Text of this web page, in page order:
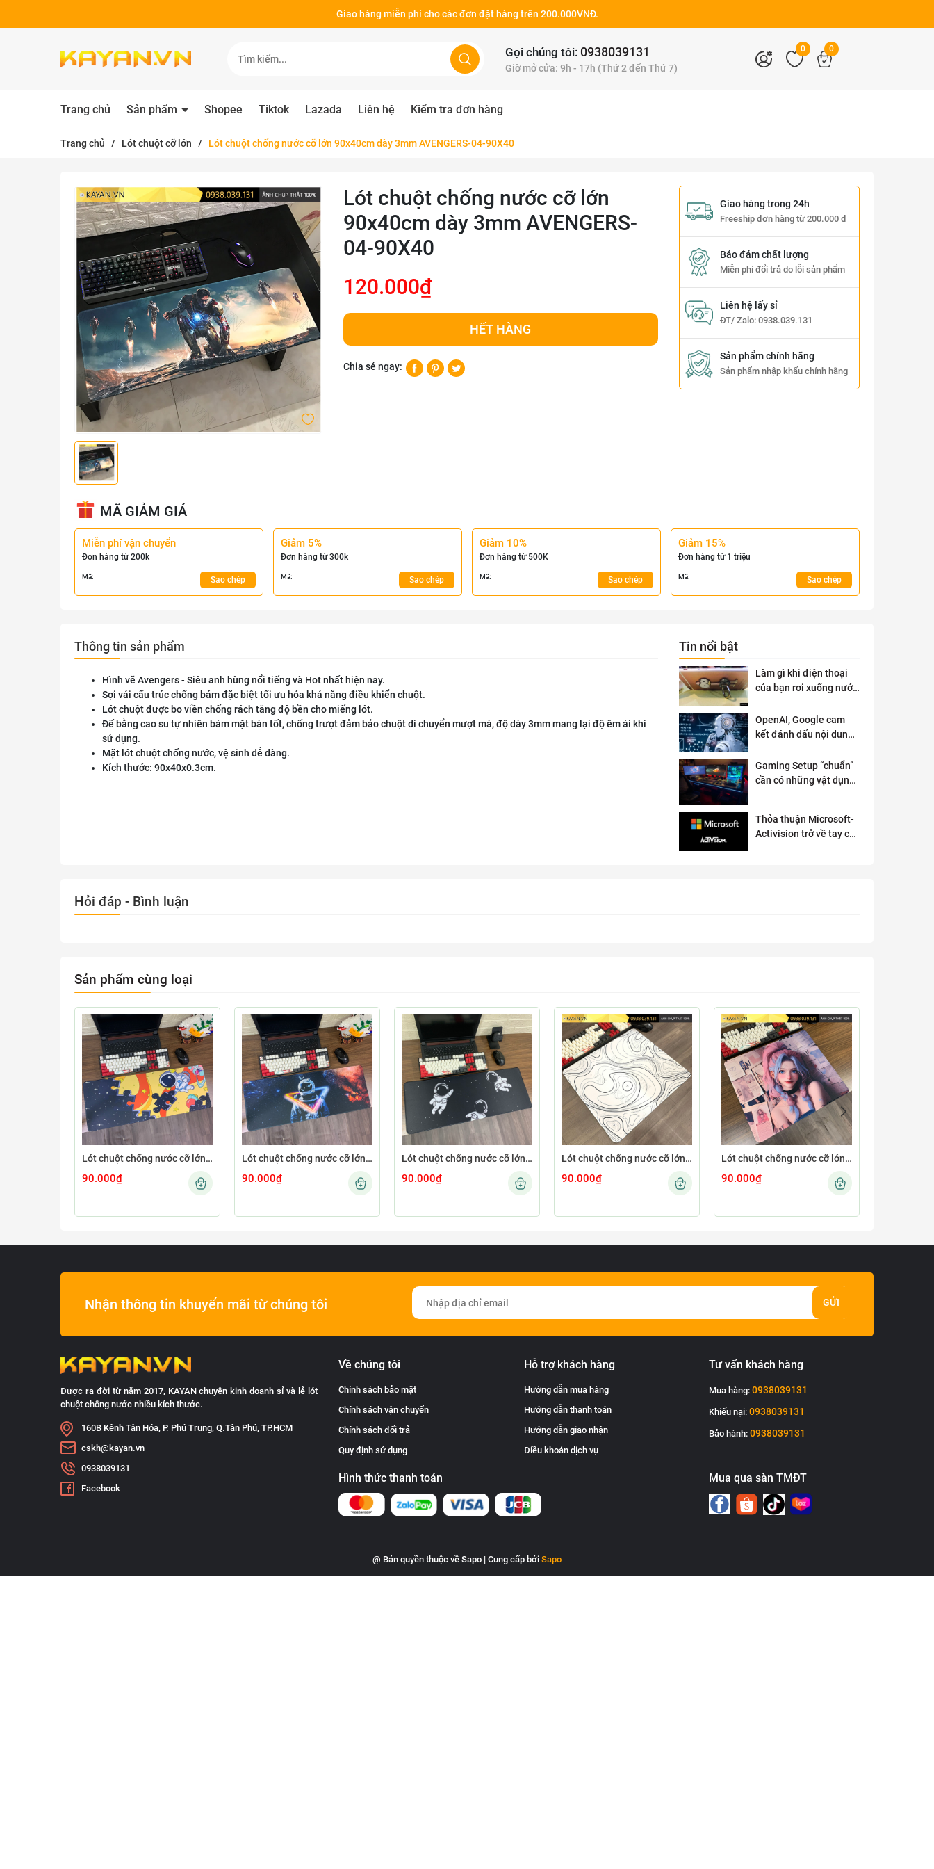
Giao hàng miễn phí cho các đơn đặt hàng trên 200.000VNĐ.
Gọi chúng tôi: 0938039131
Giờ mở cửa: 9h - 17h (Thứ 2 đến Thứ 7)
0 0
Trang chủ Sản phẩm Shopee Tiktok Lazada Liên hệ Kiểm tra đơn hàng
Trang chủ / Lót chuột cỡ lớn / Lót chuột chống nước cỡ lớn 90x40cm dày 3mm AVENGERS-04-90X40
Lót chuột chống nước cỡ lớn
90x40cm dày 3mm AVENGERS-
04-90X40
120.000₫
HẾT HÀNG
Chia sẻ ngay:
Giao hàng trong 24h
Freeship đơn hàng từ 200.000 đ
Bảo đảm chất lượng
Miễn phí đổi trả do lỗi sản phẩm
Liên hệ lấy sỉ
ĐT/ Zalo: 0938.039.131
Sản phẩm chính hãng
Sản phẩm nhập khẩu chính hãng
MÃ GIẢM GIÁ
Miễn phí vận chuyển
Đơn hàng từ 200k
Mã: Sao chép
Giảm 5%
Đơn hàng từ 300k
Mã: Sao chép
Giảm 10%
Đơn hàng từ 500K
Mã: Sao chép
Giảm 15%
Đơn hàng từ 1 triệu
Mã: Sao chép
Thông tin sản phẩm
Hình vẽ Avengers - Siêu anh hùng nổi tiếng và Hot nhất hiện nay.
Sợi vải cấu trúc chống bám đặc biệt tối ưu hóa khả năng điều khiển chuột.
Lót chuột được bo viền chống rách tăng độ bền cho miếng lót.
Đế bằng cao su tự nhiên bám mặt bàn tốt, chống trượt đảm bảo chuột di chuyển mượt mà, độ dày 3mm mang lại độ êm ái khi
sử dụng.
Mặt lót chuột chống nước, vệ sinh dễ dàng.
Kích thước: 90x40x0.3cm.
Tin nổi bật
Làm gì khi điện thoại
của bạn rơi xuống nước
OpenAI, Google cam
kết đánh dấu nội dung
Gaming Setup “chuẩn”
cần có những vật dụng
Thỏa thuận Microsoft-
Activision trở về tay cơ
Hỏi đáp - Bình luận
Sản phẩm cùng loại
Lót chuột chống nước cỡ lớn 80x30cm dày 3mm ASTRO-03-80X30
90.000₫
Lót chuột chống nước cỡ lớn 80x30cm dày 3mm ASTRO-02-80X30
90.000₫
Lót chuột chống nước cỡ lớn 80x30cm dày 3mm ASTRO-01-80X30
90.000₫
Lót chuột chống nước cỡ lớn 45x40cm dày 4mm MINIMAL-12-45X40-4MM
90.000₫
Lót chuột chống nước cỡ lớn 45x40cm dày 4mm GIRL-04-45X40-4MM
90.000₫
Nhận thông tin khuyến mãi từ chúng tôi GỬI
Được ra đời từ năm 2017, KAYAN chuyên kinh doanh sỉ và lẻ lót
chuột chống nước nhiều kích thước.
160B Kênh Tân Hóa, P. Phú Trung, Q.Tân Phú, TP.HCM
cskh@kayan.vn
0938039131
Facebook
Về chúng tôi
Chính sách bảo mật
Chính sách vận chuyển
Chính sách đổi trả
Quy định sử dụng
Hỗ trợ khách hàng
Hướng dẫn mua hàng
Hướng dẫn thanh toán
Hướng dẫn giao nhận
Điều khoản dịch vụ
Tư vấn khách hàng
Mua hàng:0938039131
Khiếu nại:0938039131
Bảo hành:0938039131
Hình thức thanh toán Mua qua sàn TMĐT
@ Bản quyền thuộc về Sapo | Cung cấp bởi Sapo